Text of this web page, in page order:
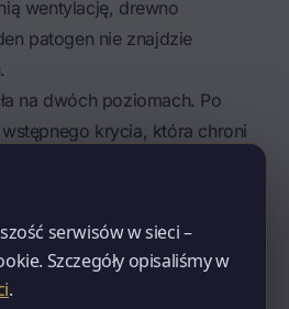
wentylację, drewno
patogen nie znajdzie
na dwóch poziomach. Po
krycia, która chroni
szczelina pod pokryciem
z wlotem powietrza przez
wróblówki) i wylotem
wentylacyjna).
serwisów w sieci –
Szczegóły opisaliśmy w
.